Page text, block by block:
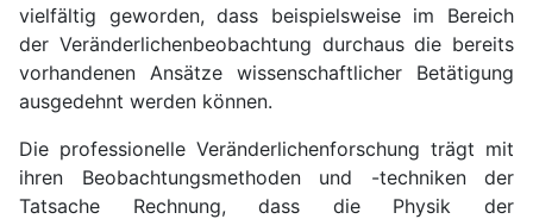
vielfältig geworden, dass beispielsweise im Bereich
der Veränderlichenbeobachtung durchaus die bereits
vorhandenen Ansätze wissenschaftlicher Betätigung
ausgedehnt werden können.
Die professionelle Veränderlichenforschung trägt mit
ihren Beobachtungsmethoden und -techniken der
Tatsache Rechnung, dass die Physik der